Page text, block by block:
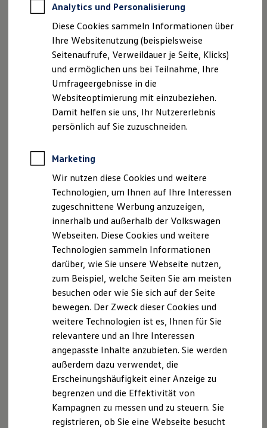
Autokredit mit Schlussrate
Versicherungen und Garantien
Kfz-Versicherung
Restschuldversicherungen
Garantien
Wartungsverträge
Geschäftskunden
Professional Class bei Volkswagen
Großkunden
Behörden
Direktkunden
Sonderfahrzeuge
Elektromobilität
Elektroautos
Elektrofahrzeugkonzepte
ID. EVERY1
Reichweite
Reichweite der ID. Modelle
Reichweite im Winter
Rekuperation
Laden
Laden unterwegs
Laden Zuhause
Ladestationen finden
Ladezeitensimulator
Sicherheit
Garantie und Lebensdauer
Nachhaltigkeit
Kosten und Kauf
Verbrauchskosten
Kaufoptionen
E-Auto-Förderung
Software und Konnektivität
Die ID. Software 6
ID. Software Versionen und Updates
Nutzungsbedingungen
Datenschutzerklärungen
Cookie-Richtlinie
Lizenzhinweise Dritter
Angaben zum Digital Services Act (DSA)
Produktsicherheitsinformationen
Vertrag Widerrufen
App‑Connect
ermöglicht grundsätzlich die Nutzung der
Technologien AppleCarPlayundAndroidAuto. Die beiden
Technologien liegen in der Verantwortlichkeit von Apple und
Google wodurch dieVolkswagenAG keinen Einfluss auf die
länderspezifische Verfügbarkeit von Apple
Auto hat und somit die Disponibilität der jeweiligen
Technologie länderabhängig unterschiedlich ausfallen kann. Die
Verfügbarkeit von Apple CarPlaykann unter
https://www.apple.com/de/ios/feature-availability/#apple-
carplay
und die fürAndroidAuto unter
https://www.android.com/intl/de_de/auto/in Erfahrung
gebracht werden. Die Funktionen können während der
Vertragslaufzeit inhaltlichen Änderungen unterliegen, bzw.
eingestellt werden. Um Ablenkung zu vermeiden, lassen sich
während der Fahrt nur zertifizierte Apps starten. Bitte
berücksichtigen Sie in diesem Zusammenhang auch, dass
manche Apps nicht für jede der zwei Technologien angeboten
werden.
Informationen zur Kompatibilität von Smartphones finden Sie
CarPlay unterhttps://apple.com/de/ios/carplay/
Analytics und Personalisierung
Diese Cookies sammeln Informationen über
Ihre Websitenutzung (beispielsweise
Seitenaufrufe, Verweildauer je Seite, Klicks)
und ermöglichen uns bei Teilnahme, Ihre
Umfrageergebnisse in die
Websiteoptimierung mit einzubeziehen.
Damit helfen sie uns, Ihr Nutzererlebnis
persönlich auf Sie zuzuschneiden.
Marketing
Wir nutzen diese Cookies und weitere
Technologien, um Ihnen auf Ihre Interessen
zugeschnittene Werbung anzuzeigen,
innerhalb und außerhalb der Volkswagen
Webseiten. Diese Cookies und weitere
Technologien sammeln Informationen
darüber, wie Sie unsere Webseite nutzen,
zum Beispiel, welche Seiten Sie am meisten
besuchen oder wie Sie sich auf der Seite
bewegen. Der Zweck dieser Cookies und
weitere Technologien ist es, Ihnen für Sie
relevantere und an Ihre Interessen
angepasste Inhalte anzubieten. Sie werden
außerdem dazu verwendet, die
Erscheinungshäufigkeit einer Anzeige zu
begrenzen und die Effektivität von
Kampagnen zu messen und zu steuern. Sie
registrieren, ob Sie eine Webseite besucht